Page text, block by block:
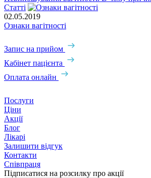
Статті
02.05.2019
Ознаки вагітності
Запис на прийом
Кабінет пацієнта
Оплата онлайн
Послуги
Ціни
Акції
Блог
Лікарі
Залишити відгук
Контакти
Співпраця
Підписатися на розсилку про акції